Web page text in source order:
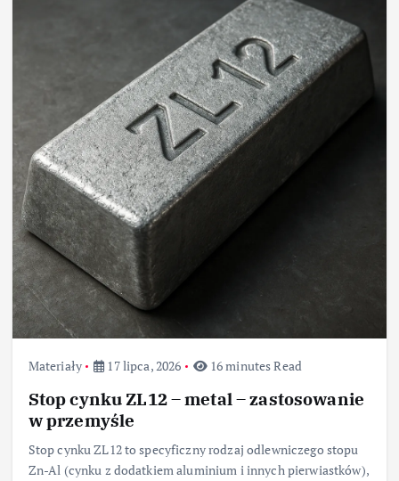
Materiały 17 lipca, 2026 16 minutes Read
Stop cynku ZL12 – metal – zastosowanie
w przemyśle
Stop cynku ZL12 to specyficzny rodzaj odlewniczego stopu
Zn-Al (cynku z dodatkiem aluminium i innych pierwiastków),